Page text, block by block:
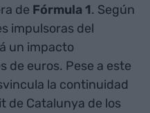
de Fórmula 1. Según
impulsoras del
un impacto
de euros. Pese a este
la continuidad
de Catalunya de los